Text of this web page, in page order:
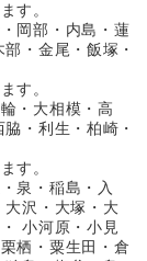
す。
岡部・内島・蓮
・金尾・飯塚・
す。
・大相模・高
・利生・柏崎・
す。
泉・稲島・入
大沢・大塚・大
小河原・小見
栖・粟生田・倉